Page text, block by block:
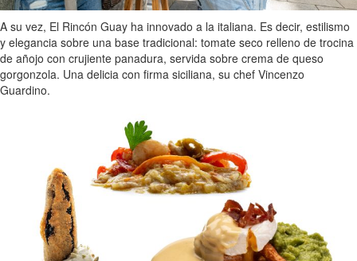
A su vez, El Rincón Guay ha innovado a la italiana. Es decir, estilismo
y elegancia sobre una base tradicional: tomate seco relleno de trocina
de añojo con crujiente panadura, servida sobre crema de queso
gorgonzola. Una delicia con firma siciliana, su chef Vincenzo
Guardino.